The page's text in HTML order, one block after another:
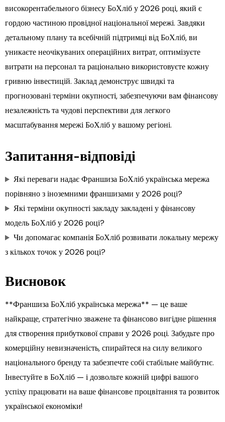
високорентабельного бізнесу БоХліб у 2026 році, який є
гордою частиною провідної національної мережі. Завдяки
детальному плану та всебічній підтримці від БоХліб, ви
уникаєте неочікуваних операційних витрат, оптимізуєте
витрати на персонал та раціонально використовуєте кожну
гривню інвестицій. Заклад демонструє швидкі та
прогнозовані терміни окупності, забезпечуючи вам фінансову
незалежність та чудові перспективи для легкого
масштабування мережі БоХліб у вашому регіоні.
Запитання-відповіді
Які переваги надає Франшиза БоХліб українська мережа
порівняно з іноземними франшизами у 2026 році?
Які терміни окупності закладу закладені у фінансову
модель БоХліб у 2026 році?
Чи допомагає компанія БоХліб розвивати локальну мережу
з кількох точок у 2026 році?
Висновок
**Франшиза БоХліб українська мережа** — це ваше
найкраще, стратегічно зважене та фінансово вигідне рішення
для створення прибуткової справи у 2026 році. Забудьте про
комерційну невизначеність, спирайтеся на силу великого
національного бренду та забезпечте собі стабільне майбутнє.
Інвестуйте в БоХліб — і дозвольте кожній цифрі вашого
успіху працювати на ваше фінансове процвітання та розвиток
української економіки!